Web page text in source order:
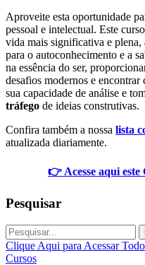
Aproveite esta oportunidade
pessoal e intelectual. Este
vida mais significativa e plena,
para o autoconhecimento e a
na essência do ser,
desafios modernos e
sua capacidade de análise e
tráfego de ideias construtivas.
Confira também a nossa lista
atualizada diariamente.
👉 Acesse aqui
Pesquisar
Clique Aqui para Acessar
Cursos